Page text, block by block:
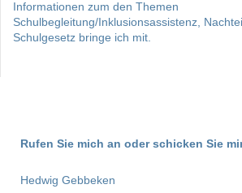
Informationen zum den Themen
Schulbegleitung/Inklusionsassistenz,
Schulgesetz bringe ich mit.
Rufen Sie mich an oder schicken Sie
Hedwig Gebbeken